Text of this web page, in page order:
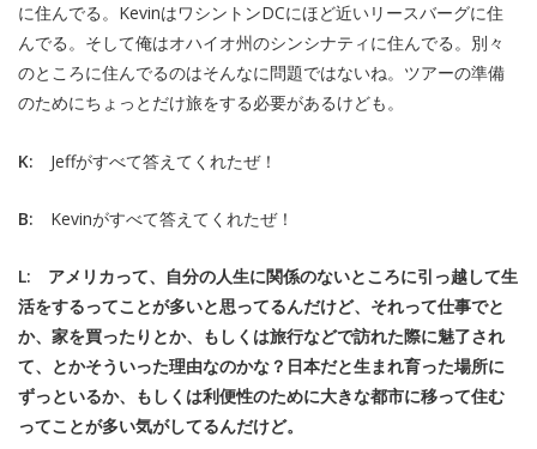
に住んでる。KevinはワシントンDCにほど近いリースバーグに住
んでる。そして俺はオハイオ州のシンシナティに住んでる。別々
のところに住んでるのはそんなに問題ではないね。ツアーの準備
のためにちょっとだけ旅をする必要があるけども。
K: Jeffがすべて答えてくれたぜ！
B: Kevinがすべて答えてくれたぜ！
L: アメリカって、自分の人生に関係のないところに引っ越して生
活をするってことが多いと思ってるんだけど、それって仕事でと
か、家を買ったりとか、もしくは旅行などで訪れた際に魅了され
て、とかそういった理由なのかな？日本だと生まれ育った場所に
ずっといるか、もしくは利便性のために大きな都市に移って住む
ってことが多い気がしてるんだけど。